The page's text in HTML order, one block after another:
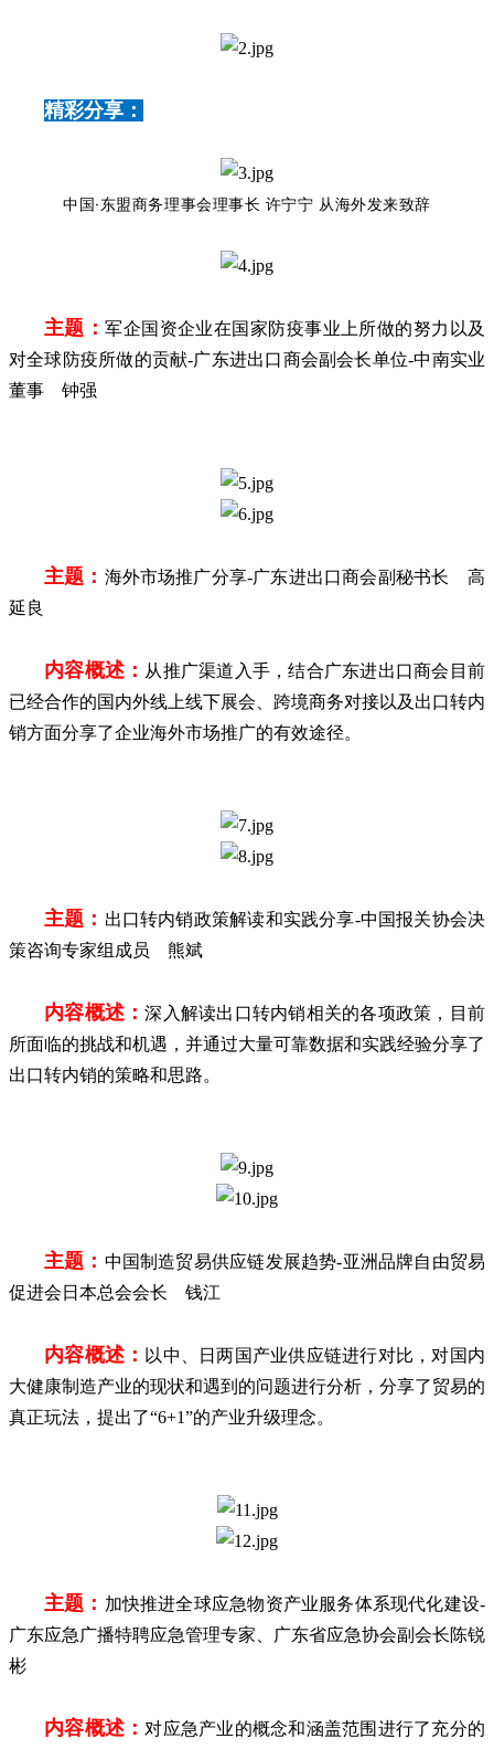
精彩分享：
中国·东盟商务理事会理事长 许宁宁 从海外发来致辞
主题：军企国资企业在国家防疫事业上所做的努力以及
对全球防疫所做的贡献-广东进出口商会副会长单位-中南实业
董事 钟强
主题： 海外市场推广分享-广东进出口商会副秘书长 高
延良
内容概述： 从推广渠道入手，结合广东进出口商会目前
已经合作的国内外线上线下展会、跨境商务对接以及出口转内
销方面分享了企业海外市场推广的有效途径。
主题： 出口转内销政策解读和实践分享-中国报关协会决
策咨询专家组成员 熊斌
内容概述：深入解读出口转内销相关的各项政策，目前
所面临的挑战和机遇，并通过大量可靠数据和实践经验分享了
出口转内销的策略和思路。
主题： 中国制造贸易供应链发展趋势-亚洲品牌自由贸易
促进会日本总会会长 钱江
内容概述： 以中、日两国产业供应链进行对比，对国内
大健康制造产业的现状和遇到的问题进行分析，分享了贸易的
真正玩法，提出了“6+1”的产业升级理念。
主题： 加快推进全球应急物资产业服务体系现代化建设-
广东应急广播特聘应急管理专家、广东省应急协会副会长陈锐
彬
内容概述： 对应急产业的概念和涵盖范围进行了充分的